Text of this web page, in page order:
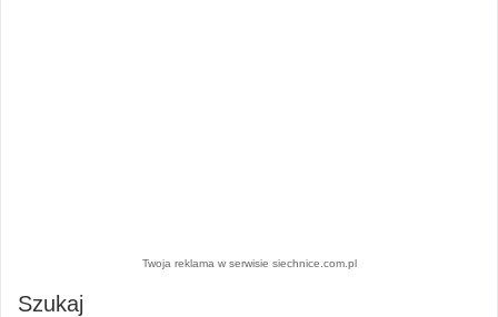
Twoja reklama w serwisie siechnice.com.pl
Szukaj